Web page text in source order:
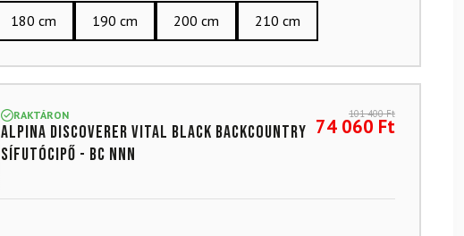
180 cm 190 cm 200 cm 210 cm
RAKTÁRON
ALPINA Discoverer Vital Black backcountry
sífutócipő - BC NNN
101 400Ft
74 060 Ft